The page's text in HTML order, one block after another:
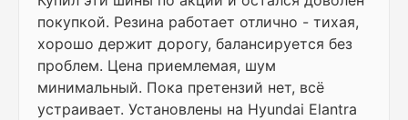
покупкой. Резина работает отлично - тихая,
хорошо держит дорогу, балансируется без
проблем. Цена приемлемая, шум
минимальный. Пока претензий нет, всё
устраивает. Установлены на Hyundai Elantra